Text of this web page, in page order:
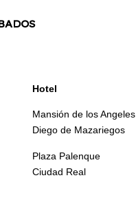
Hotel
Mansión de los Angeles
Diego de Mazariegos
Plaza Palenque
Ciudad Real